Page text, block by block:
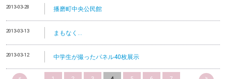
2013-03-28 播磨町中央公民館
2013-03-13 まもなく…
2013-03-12 中学生が撮ったパネル40枚展示